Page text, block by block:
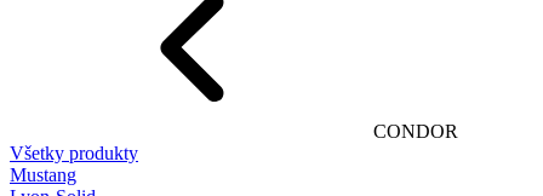
CONDOR
Všetky produkty
Mustang